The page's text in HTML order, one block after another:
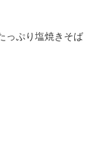
っぷり塩焼きそば